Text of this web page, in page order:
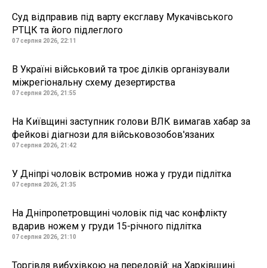
Суд відправив під варту ексглаву Мукачівського
РТЦК та його підлеглого
07 серпня 2026, 22:11
В Україні військовий та троє ділків організували
міжрегіональну схему дезертирства
07 серпня 2026, 21:55
На Київщині заступник голови ВЛК вимагав хабар за
фейкові діагнози для військовозобов'язаних
07 серпня 2026, 21:42
У Дніпрі чоловік встромив ножа у груди підлітка
07 серпня 2026, 21:35
На Дніпропетровщині чоловік під час конфлікту
вдарив ножем у груди 15-річного підлітка
07 серпня 2026, 21:10
Торгівля вибухівкою на передовій: на Харківщині